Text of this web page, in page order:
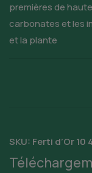
premières de
carbonates et les
et la plante
SKU: Ferti d’Or 10